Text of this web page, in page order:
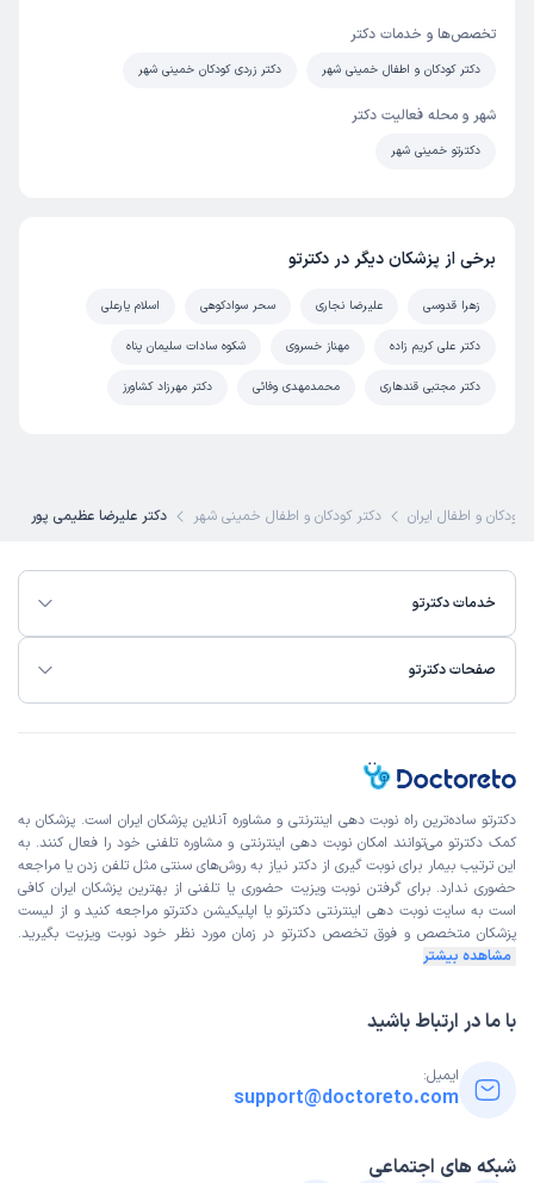
تخصص‌ها و خدمات دکتر
دکتر کودکان و اطفال خمینی شهر دکتر زردی کودکان خمینی شهر
شهر و محله فعالیت دکتر
دکترتو خمینی شهر
برخی از پزشکان دیگر در دکترتو
زهرا قدوسی علیرضا نجاری سحر سوادکوهی اسلام یارعلی
دکتر علی کریم زاده مهناز خسروی شکوه سادات سلیمان پناه
دکتر مجتبی قندهاری محمدمهدی وفائی دکتر مهرزاد کشاورز
کودکان و اطفال ایران دکتر کودکان و اطفال خمینی شهر دکتر علیرضا عظیمی پور
خدمات دکترتو
صفحات دکترتو
دکترتو ساده‌ترین راه نوبت‌ دهی اینترنتی و مشاوره آنلاین پزشکان ایران است. پزشکان به
کمک دکترتو می‌توانند امکان نوبت دهی اینترنتی و مشاوره تلفنی خود را فعال کنند. به
این ترتیب بیمار برای نوبت گیری از دکتر نیاز به روش‌های سنتی مثل تلفن زدن یا مراجعه
حضوری ندارد. برای گرفتن نوبت ویزیت حضوری یا تلفنی از بهترین پزشکان ایران کافی
است به سایت نوبت دهی اینترنتی دکترتو یا اپلیکیشن دکترتو مراجعه کنید و از لیست
پزشکان متخصص و فوق تخصص دکترتو در زمان مورد نظر خود نوبت ویزیت بگیرید.
مشاهده بیشتر
با ما در ارتباط باشید
ایمیل:
support@doctoreto.com
شبکه های اجتماعی